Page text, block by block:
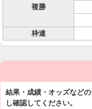
複勝
枠連
結果・成績・オッズなど
し確認してください。